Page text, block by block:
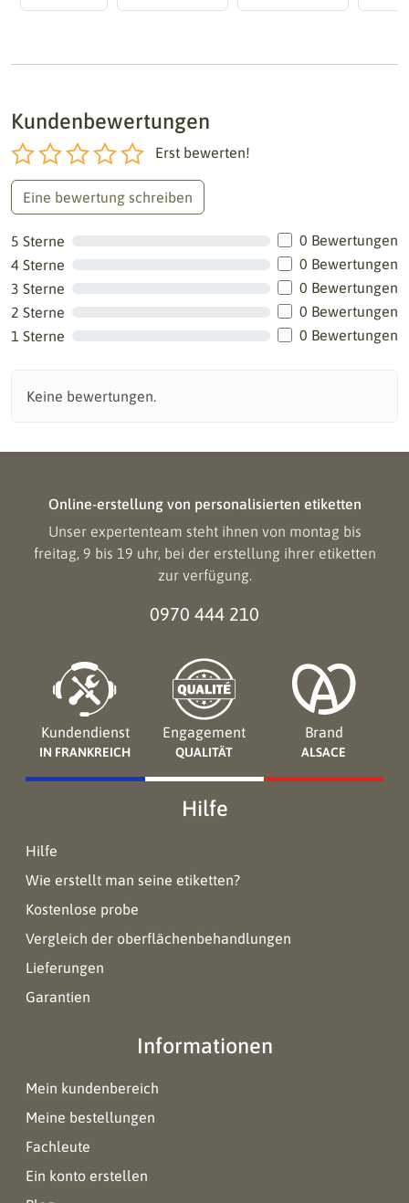
Kundenbewertungen
Erst bewerten!
Eine bewertung schreiben
5 Sterne
0 Bewertungen
4 Sterne
0 Bewertungen
3 Sterne
0 Bewertungen
2 Sterne
0 Bewertungen
1 Sterne
0 Bewertungen
Keine bewertungen.
Online-erstellung von personalisierten etiketten
Unser expertenteam steht ihnen von montag bis
freitag, 9 bis 19 uhr, bei der erstellung ihrer etiketten
zur verfügung.
0970 444 210
Kundendienst
IN FRANKREICH
Engagement
QUALITÄT
Brand
ALSACE
Hilfe
Hilfe
Wie erstellt man seine etiketten?
Kostenlose probe
Vergleich der oberflächenbehandlungen
Lieferungen
Garantien
Informationen
Mein kundenbereich
Meine bestellungen
Fachleute
Ein konto erstellen